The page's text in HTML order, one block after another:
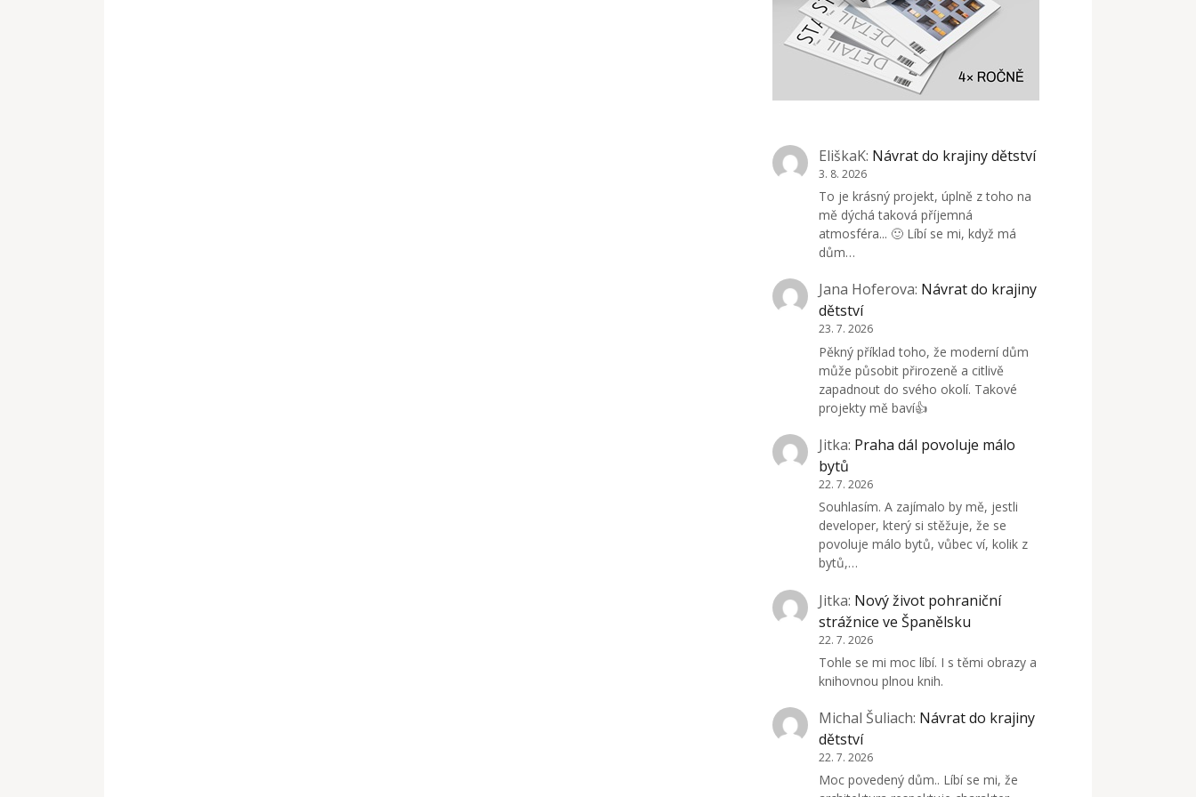
EliškaK: Návrat do krajiny dětství
3. 8. 2026
To je krásný projekt, úplně z toho na
mě dýchá taková příjemná
atmosféra... 🙂 Líbí se mi, když má
dům…
Jana Hoferova: Návrat do krajiny
dětství
23. 7. 2026
Pěkný příklad toho, že moderní dům
může působit přirozeně a citlivě
zapadnout do svého okolí. Takové
projekty mě baví👍
Jitka: Praha dál povoluje málo
bytů
22. 7. 2026
Souhlasím. A zajímalo by mě, jestli
developer, který si stěžuje, že se
povoluje málo bytů, vůbec ví, kolik z
bytů,…
Jitka: Nový život pohraniční
strážnice ve Španělsku
22. 7. 2026
Tohle se mi moc líbí. I s těmi obrazy a
knihovnou plnou knih.
Michal Šuliach: Návrat do krajiny
dětství
22. 7. 2026
Moc povedený dům.. Líbí se mi, že